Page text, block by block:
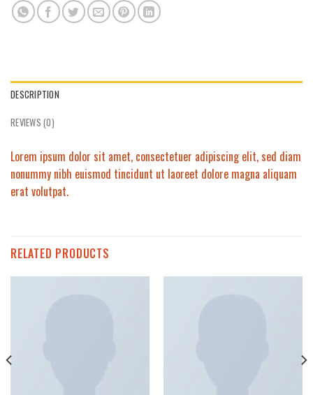
DESCRIPTION
REVIEWS (0)
Lorem ipsum dolor sit amet, consectetuer adipiscing elit, sed diam
nonummy nibh euismod tincidunt ut laoreet dolore magna aliquam
erat volutpat.
RELATED PRODUCTS